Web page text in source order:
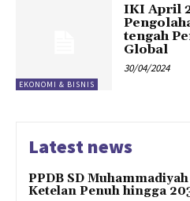
EKONOMI & BISNIS
IKI April
tengah
Global
30/04/2024
Latest news
PPDB SD Muhammadiyah
Ketelan Penuh hingga